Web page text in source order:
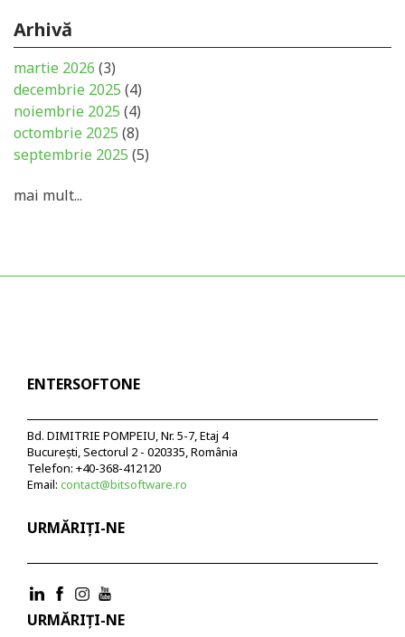
Arhivă
martie 2026 (3)
decembrie 2025 (4)
noiembrie 2025 (4)
octombrie 2025 (8)
septembrie 2025 (5)
mai mult...
ENTERSOFTONE
Bd. DIMITRIE POMPEIU, Nr. 5-7, Etaj 4
București, Sectorul 2 - 020335, România
Telefon: +40-368-412120
Email: contact@bitsoftware.ro
URMĂRIȚI-NE
URMĂRIȚI-NE